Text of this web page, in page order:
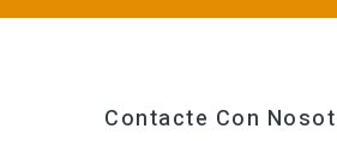
Contacte Con